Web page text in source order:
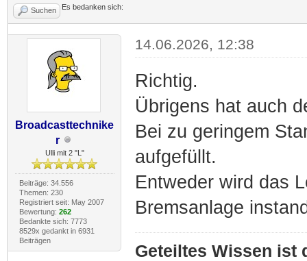
Suchen Es bedanken sich:
Broadcasttechnike
r
Ulli mit 2 "L"
Beiträge: 34.556
Themen: 230
Registriert seit: May 2007
Bewertung: 262
Bedankte sich: 7773
8529x gedankt in 6931
Beiträgen
14.06.2026, 12:38
Richtig.
Übrigens hat auch
Bei zu geringem
aufgefüllt.
Entweder wird das
Bremsanlage
Geteiltes Wissen ist